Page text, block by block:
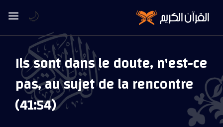
Ils sont dans le doute, n'est-ce
pas, au sujet de la rencontre
(41:54)
🌙